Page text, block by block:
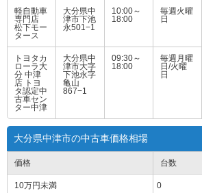
軽自動車
専門店
松下モー
タース
大分県中
津市下池
永501−1
10:00～
18:00
毎週火曜
日
トヨタカ
ローラ大
分 中津
店 トヨ
タ認定中
古車セン
ター中津
大分県中
津市大字
下池永字
亀山
867−1
09:30～
18:00
毎週月曜
日/火曜
日
大分県中津市の中古車価格相場
価格
10万円未満
台数
0